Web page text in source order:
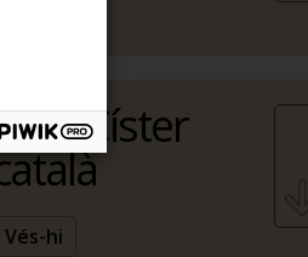
Císter
Vés-hi